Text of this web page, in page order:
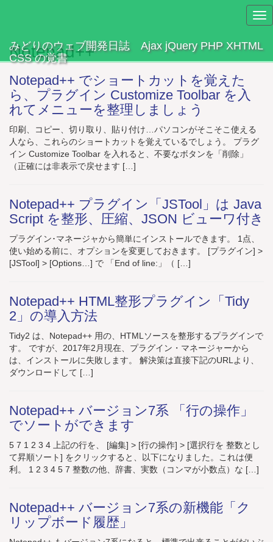
みどりのウェブ開発日誌 Ajax jQuery PHP XHTML
CSS の覚書
Notepad++
Notepad++ でショートカットを覚えた
ら、プラグイン Customize Toolbar を入
れてメニューを整理しましょう
印刷、コピー、切り取り、貼り付け…パソコンがそこそこ使える
人なら、これらのショートカットを覚えているでしょう。 プラグ
イン Customize Toolbar を入れると、不要なボタンを「削除」
（正確には非表示で戻せます […]
Notepad++ プラグイン「JSTool」は Java
Script を整形、圧縮、JSON ビューワ付き
プラグイン･マネージャから簡単にインストールできます。 1点、
使い始める前に、オプションを変更しておきます。 [プラグイン] >
[JSTool] > [Options…] で 「End of line:」（ […]
Notepad++ HTML整形プラグイン「Tidy
2」の導入方法
Tidy2 は、Notepad++ 用の、HTMLソースを整形するプラグインで
す。 ですが、2017年2月現在、プラグイン・マネージャーから
は、インストールに失敗します。 解決策は直接下記のURLより、
ダウンロードして […]
Notepad++ バージョン7系 「行の操作」
でソートができます
5 7 1 2 3 4 上記の行を、 [編集] > [行の操作] > [選択行を 整数とし
て昇順ソート] をクリックすると、以下になりました。これは便
利。 1 2 3 4 5 7 整数の他、辞書、実数（コンマが小数点）な […]
Notepad++ バージョン7系の新機能「ク
リップボード履歴」